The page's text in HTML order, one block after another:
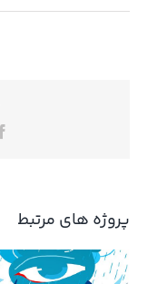
پروژه های مرتبط